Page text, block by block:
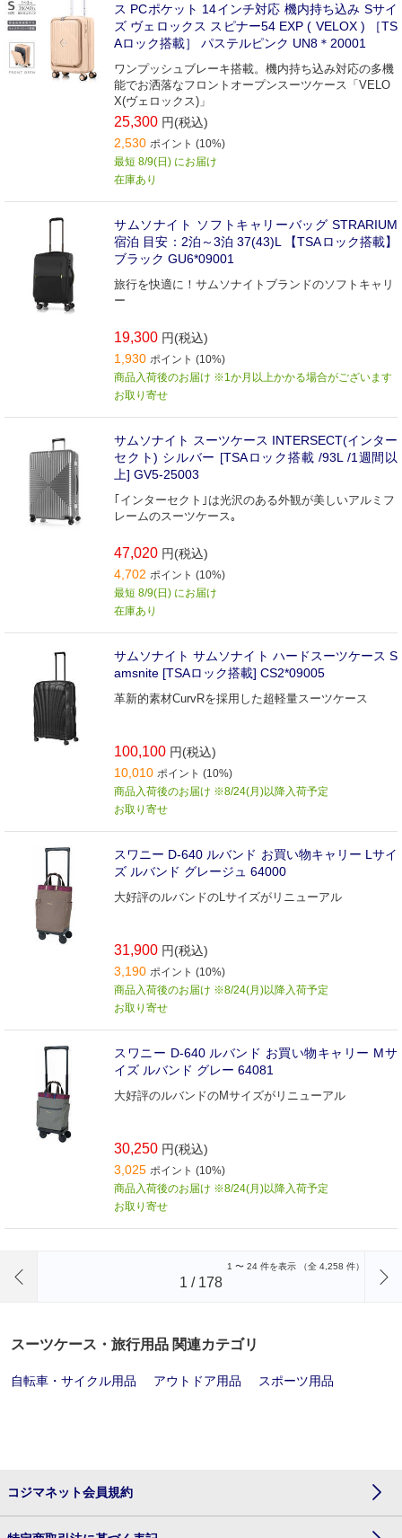
ス PCポケット 14インチ対応 機内持ち込み Sサイ
ズ ヴェロックス スピナー54 EXP ( VELOX ) ［TS
Aロック搭載］ パステルピンク UN8＊20001
ワンプッシュブレーキ搭載。機内持ち込み対応の多機
能でお洒落なフロントオープンスーツケース「VELO
X(ヴェロックス)」
25,300 円(税込)
2,530 ポイント (10%)
最短 8/9(日) にお届け
在庫あり
サムソナイト ソフトキャリーバッグ STRARIUM
宿泊 目安：2泊～3泊 37(43)L 【TSAロック搭載】
ブラック GU6*09001
旅行を快適に！サムソナイトブランドのソフトキャリ
ー
19,300 円(税込)
1,930 ポイント (10%)
商品入荷後のお届け ※1か月以上かかる場合がございます
お取り寄せ
サムソナイト スーツケース INTERSECT(インター
セクト) シルバー [TSAロック搭載 /93L /1週間以
上] GV5-25003
｢インターセクト｣は光沢のある外観が美しいアルミフ
レームのスーツケース｡
47,020 円(税込)
4,702 ポイント (10%)
最短 8/9(日) にお届け
在庫あり
サムソナイト サムソナイト ハードスーツケース S
amsnite [TSAロック搭載] CS2*09005
革新的素材CurvRを採用した超軽量スーツケース
100,100 円(税込)
10,010 ポイント (10%)
商品入荷後のお届け ※8/24(月)以降入荷予定
お取り寄せ
スワニー D-640 ルバンド お買い物キャリー Lサイ
ズ ルバンド グレージュ 64000
大好評のルバンドのLサイズがリニューアル
31,900 円(税込)
3,190 ポイント (10%)
商品入荷後のお届け ※8/24(月)以降入荷予定
お取り寄せ
スワニー D-640 ルバンド お買い物キャリー Mサ
イズ ルバンド グレー 64081
大好評のルバンドのMサイズがリニューアル
30,250 円(税込)
3,025 ポイント (10%)
商品入荷後のお届け ※8/24(月)以降入荷予定
お取り寄せ
1 〜 24 件を表示 （全 4,258 件）
1 / 178
スーツケース・旅行用品 関連カテゴリ
自転車・サイクル用品 アウトドア用品 スポーツ用品
コジマネット会員規約